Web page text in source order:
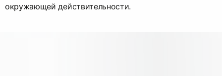
окружающей действительности.